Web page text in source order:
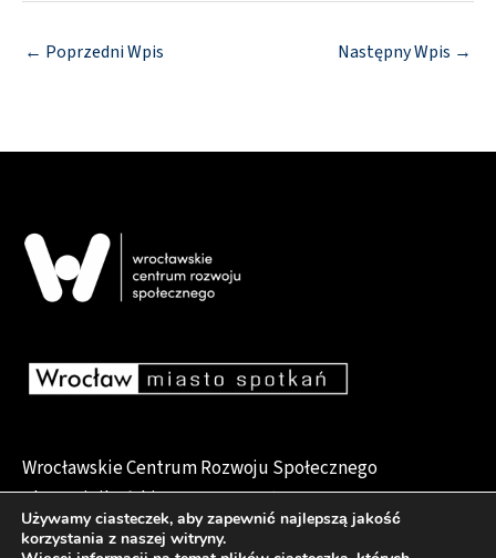
← Poprzedni Wpis Następny Wpis →
Wrocławskie Centrum Rozwoju Społecznego
pl. Dominikański 6, 50-159 Wrocław
Używamy ciasteczek, aby zapewnić najlepszą jakość
korzystania z naszej witryny.